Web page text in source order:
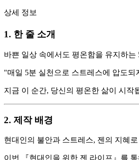
상세 정보
1. 한 줄 소개
바쁜 일상 속에서도 평온함을 유지하는
"매일 5분 실천으로 스트레스에 압도
지금 이 순간, 당신의 평온한 삶이 시작
2. 제작 배경
현대인의 불안과 스트레스, 젠의 지혜
이번 『현대인을 위한 젠 라이프』를